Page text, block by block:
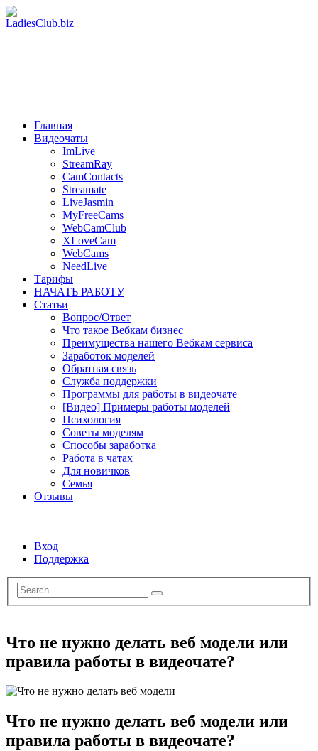
Главная
Видеочаты
ImLive
StreamRay
CamContacts
Streamate
LiveJasmin
MyFreeCams
WebCamClub
XLoveCam
WebCams
NeedLive
Тарифы
НАЧАТЬ РАБОТУ
Статьи
Вопрос/Ответ
Что такое Вебкам бизнес
Преимущества нашего Вебкам сервиса
Заработок моделей
Обратная связь
Служба поддержки
Программы для работы в видеочате
[Видео] Примеры работы моделей
Психология
Советы моделям
Способы заработка
Работа в чатах
Для новичков
Семья
Отзывы
Вход
Поддержка
Что не нужно делать веб модели или
правила работы в видеочате?
Что не нужно делать веб модели или
правила работы в видеочате?